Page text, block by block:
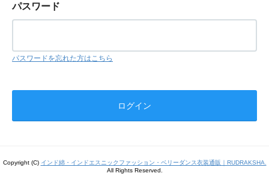
パスワード
パスワードを忘れた方はこちら
Copyright (C) インド綿・インドエスニックファッション・ベリーダンス衣装通販｜RUDRAKSHA.
All Rights Reserved.